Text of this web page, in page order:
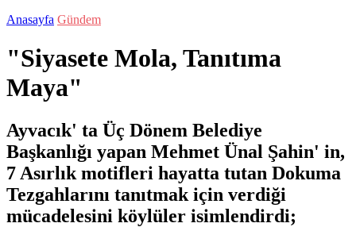
Anasayfa Gündem
"Siyasete Mola, Tanıtıma
Maya"
Ayvacık' ta Üç Dönem Belediye
Başkanlığı yapan Mehmet Ünal Şahin' in,
7 Asırlık motifleri hayatta tutan Dokuma
Tezgahlarını tanıtmak için verdiği
mücadelesini köylüler isimlendirdi;